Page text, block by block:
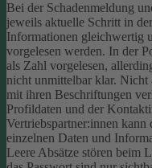
Bei der Schadenmeldung
jeweils aktuelle Schritt in
Informationen gleichwertig
vorgelesen werden. In der
als Zahl vorgelesen,
nicht unmittelbar klar. Nicht
mit ihren Beschriftungen
Profildaten und der
Vertriebspartner:innen kann
einzelnen Daten und
Leere Absätze stören beim